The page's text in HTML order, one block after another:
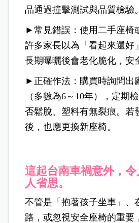
品通過撞擊測試與品質檢驗。
►常見錯誤：使用二手座椅
許多家長以為「看起來還好
長期曝曬後會老化脆化，安
►正確作法：購買時詢問出
（多數為6～10年），定期
否鬆脫、塑料有無裂痕。若
後，也應更換新座椅。
這起台南車禍意外，
人省思。
不管是「抱著孩子坐車」、
路，或忽視安全座椅的重要